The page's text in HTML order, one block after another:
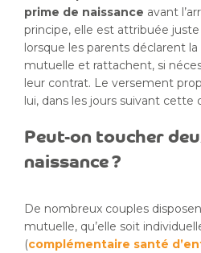
prime de naissance avant
principe, elle est attribuée juste
lorsque les parents déclarent la
mutuelle et rattachent, si
leur contrat. Le versement
lui, dans les jours suivant cette
Peut-on toucher
naissance ?
De nombreux couples
mutuelle, qu’elle soit
(complémentaire santé